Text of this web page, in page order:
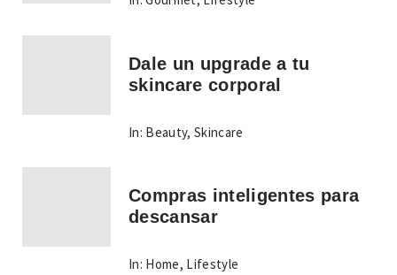
Dale un upgrade a tu
skincare corporal
In: Beauty,Skincare
Compras inteligentes para
descansar
In: Home, Lifestyle